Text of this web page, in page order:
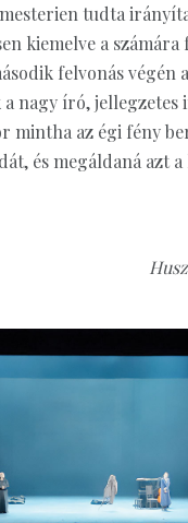
tudta
kiemelve a számára
felvonás végén
nagy író, jellegzetes
mintha az égi fény
és megáldaná azt a